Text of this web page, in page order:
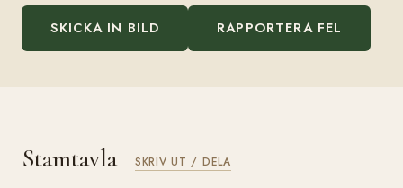
SKICKA IN BILD RAPPORTERA FEL
Stamtavla SKRIV UT / DELA